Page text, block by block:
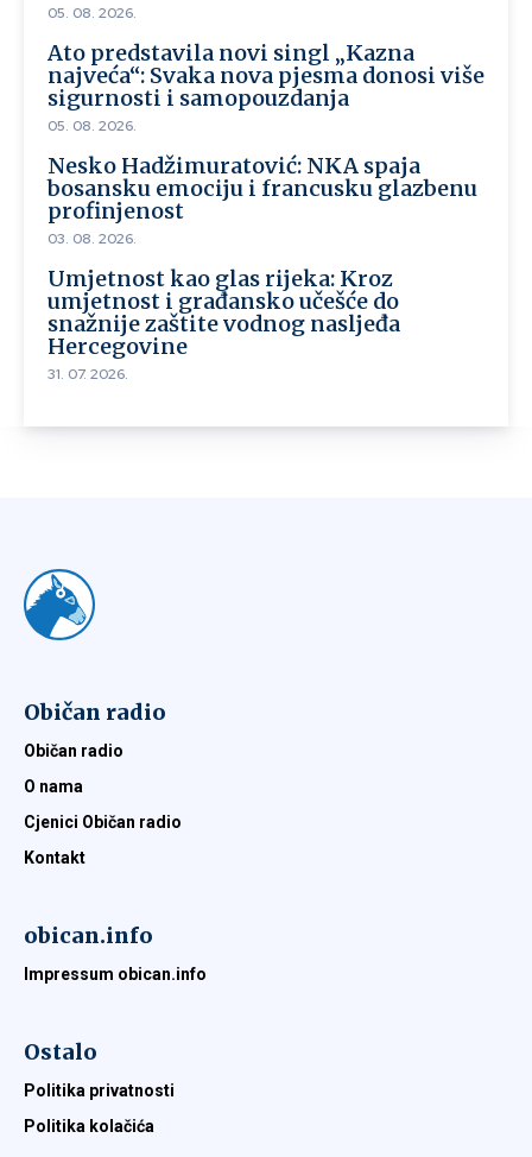
05. 08. 2026.
Ato predstavila novi singl „Kazna
najveća“: Svaka nova pjesma donosi više
sigurnosti i samopouzdanja
05. 08. 2026.
Nesko Hadžimuratović: NKA spaja
bosansku emociju i francusku glazbenu
profinjenost
03. 08. 2026.
Umjetnost kao glas rijeka: Kroz
umjetnost i građansko učešće do
snažnije zaštite vodnog nasljeđa
Hercegovine
31. 07. 2026.
Običan radio
Običan radio
O nama
Cjenici Običan radio
Kontakt
obican.info
Impressum obican.info
Ostalo
Politika privatnosti
Politika kolačića